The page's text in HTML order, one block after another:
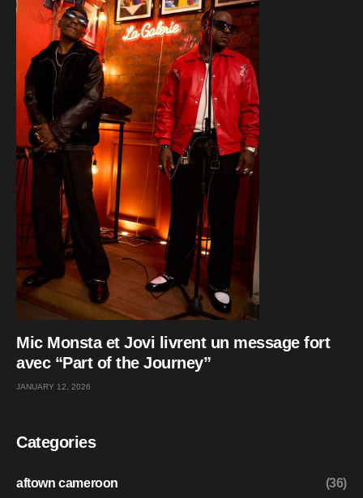
Mic Monsta et Jovi livrent un message fort
avec “Part of the Journey”
JANUARY 12, 2026
Categories
aftown cameroon (36)